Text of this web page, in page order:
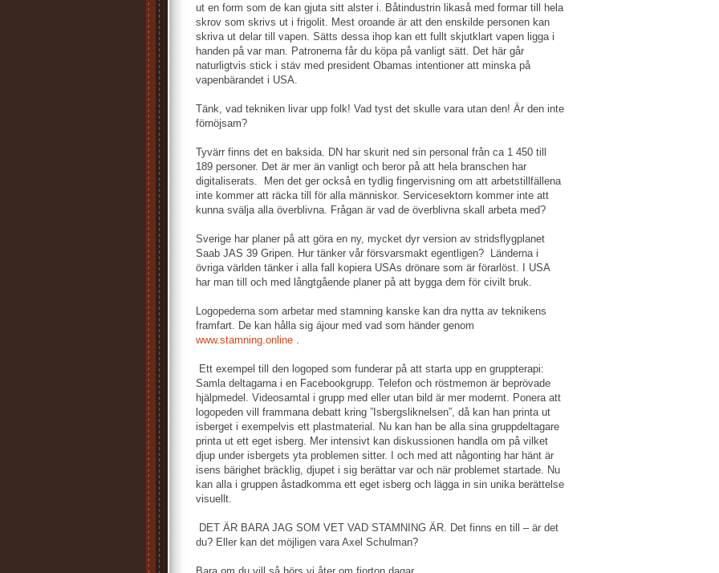
ut en form som de kan gjuta sitt alster i. Båtindustrin likaså med formar till hela
skrov som skrivs ut i frigolit. Mest oroande är att den enskilde personen kan
skriva ut delar till vapen. Sätts dessa ihop kan ett fullt skjutklart vapen ligga i
handen på var man. Patronerna får du köpa på vanligt sätt. Det här går
naturligtvis stick i stäv med president Obamas intentioner att minska på
vapenbärandet i USA.
Tänk, vad tekniken livar upp folk! Vad tyst det skulle vara utan den! Är den inte
förnöjsam?
Tyvärr finns det en baksida. DN har skurit ned sin personal från ca 1 450 till
189 personer. Det är mer än vanligt och beror på att hela branschen har
digitaliserats. Men det ger också en tydlig fingervisning om att arbetstillfällena
inte kommer att räcka till för alla människor. Servicesektorn kommer inte att
kunna svälja alla överblivna. Frågan är vad de överblivna skall arbeta med?
Sverige har planer på att göra en ny, mycket dyr version av stridsflygplanet
Saab JAS 39 Gripen. Hur tänker vår försvarsmakt egentligen? Länderna i
övriga världen tänker i alla fall kopiera USAs drönare som är förarlöst. I USA
har man till och med långtgående planer på att bygga dem för civilt bruk.
Logopederna som arbetar med stamning kanske kan dra nytta av teknikens
framfart. De kan hålla sig ájour med vad som händer genom
www.stamning.online
Ett exempel till den logoped som funderar på att starta upp en gruppterapi:
Samla deltagarna i en Facebookgrupp. Telefon och röstmemon är beprövade
hjälpmedel. Videosamtal i grupp med eller utan bild är mer modernt. Ponera att
logopeden vill frammana debatt kring ”Isbergsliknelsen”, då kan han printa ut
isberget i exempelvis ett plastmaterial. Nu kan han be alla sina gruppdeltagare
printa ut ett eget isberg. Mer intensivt kan diskussionen handla om på vilket
djup under isbergets yta problemen sitter. I och med att någonting har hänt är
isens bärighet bräcklig, djupet i sig berättar var och när problemet startade. Nu
kan alla i gruppen åstadkomma ett eget isberg och lägga in sin unika berättelse
visuellt.
DET ÄR BARA JAG SOM VET VAD STAMNING ÄR. Det finns en till – är det
du? Eller kan det möjligen vara Axel Schulman?